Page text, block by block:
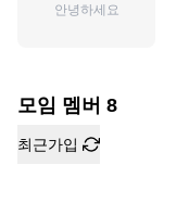
안녕하세요
모임 멤버 8
최근가입